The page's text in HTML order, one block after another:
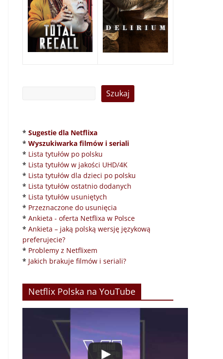
* Sugestie dla Netflixa
* Wyszukiwarka filmów i seriali
* Lista tytułów po polsku
* Lista tytułów w jakości UHD/4K
* Lista tytułów dla dzieci po polsku
* Lista tytułów ostatnio dodanych
* Lista tytułów usuniętych
* Przeznaczone do usunięcia
* Ankieta - oferta Netflixa w Polsce
* Ankieta – jaką polską wersję językową
preferujecie?
* Problemy z Netflixem
* Jakich brakuje filmów i seriali?
Netflix Polska na YouTube